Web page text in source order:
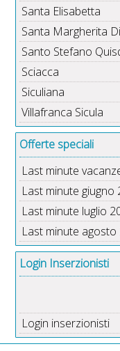
Santa Elisabetta
Santa Margherita
Santo Stefano
Sciacca
Siculiana
Villafranca Sicula
Offerte speciali
Last minute
Last minute giugno
Last minute luglio
Last minute agosto
Login Inserzionisti
Login inserzionisti